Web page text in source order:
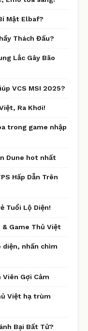
Mật Elbaf?
Thách Đấu?
Lắc Gây Bão
VCS MSI 2025?
Ra Khơi!
trong game nhập
Dune hot nhất
Hấp Dẫn Trên
Tuổi Lộ Diện!
& Game Thủ Việt
diện, nhấn chìm
Viên Gợi Cảm
Việt hạ trùm
Bại Bất Tử?